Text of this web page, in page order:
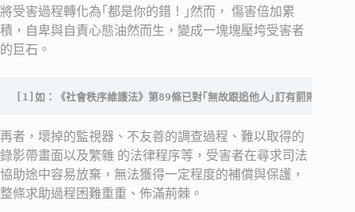
將受害過程轉化為｢都是你的錯！｣然而， 傷害倍加累
積，自卑與自責心態油然而生，變成一塊塊壓垮受害者
的巨石。
[1]如：《社會秩序維護法》第89條已對｢無故跟追他人｣訂有罰則，卻
再者，壞掉的監視器、不友善的調查過程、難以取得的
錄影帶畫面以及繁雜 的法律程序等，受害者在尋求司法
協助途中容易放棄，無法獲得一定程度的補償與保護，
整條求助過程困難重重、佈滿荊棘。